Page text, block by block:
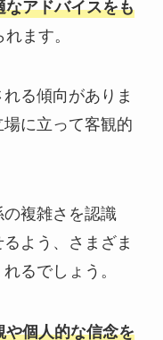
なアドバイスをも
ます。
る傾向がありま
に立って客観的
複雑さを認識
よう、さまざま
るでしょう。
や個人的な信念を